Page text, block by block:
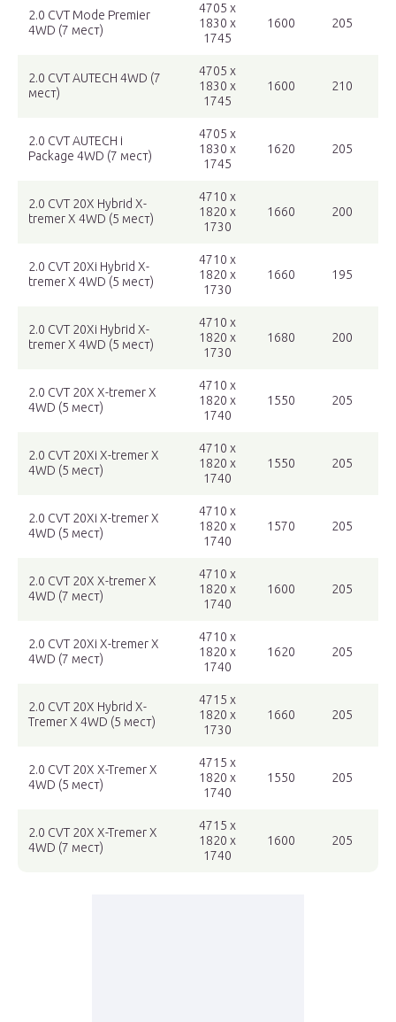
2.0 CVT Mode Premier
4WD (7 мест)
4705 x
1830 x
1745
1600 205
2.0 CVT AUTECH 4WD (7
мест)
4705 x
1830 x
1745
1600 210
2.0 CVT AUTECH i
Package 4WD (7 мест)
4705 x
1830 x
1745
1620 205
2.0 CVT 20X Hybrid X-
tremer X 4WD (5 мест)
4710 x
1820 x
1730
1660 200
2.0 CVT 20Xi Hybrid X-
tremer X 4WD (5 мест)
4710 x
1820 x
1730
1660 195
2.0 CVT 20Xi Hybrid X-
tremer X 4WD (5 мест)
4710 x
1820 x
1730
1680 200
2.0 CVT 20X X-tremer X
4WD (5 мест)
4710 x
1820 x
1740
1550 205
2.0 CVT 20Xi X-tremer X
4WD (5 мест)
4710 x
1820 x
1740
1550 205
2.0 CVT 20Xi X-tremer X
4WD (5 мест)
4710 x
1820 x
1740
1570 205
2.0 CVT 20X X-tremer X
4WD (7 мест)
4710 x
1820 x
1740
1600 205
2.0 CVT 20Xi X-tremer X
4WD (7 мест)
4710 x
1820 x
1740
1620 205
2.0 CVT 20X Hybrid X-
Tremer X 4WD (5 мест)
4715 x
1820 x
1730
1660 205
2.0 CVT 20X X-Tremer X
4WD (5 мест)
4715 x
1820 x
1740
1550 205
2.0 CVT 20X X-Tremer X
4WD (7 мест)
4715 x
1820 x
1740
1600 205